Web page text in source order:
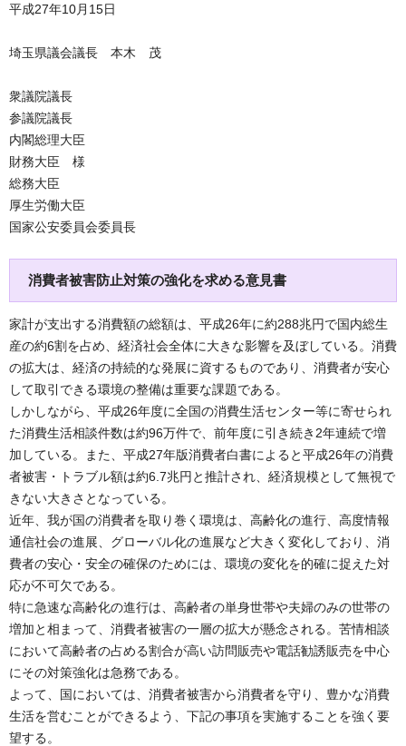
平成27年10月15日
埼玉県議会議長 本木 茂
衆議院議長
参議院議長
内閣総理大臣
財務大臣 様
総務大臣
厚生労働大臣
国家公安委員会委員長
消費者被害防止対策の強化を求める意見書
家計が支出する消費額の総額は、平成26年に約288兆円で国内総生
産の約6割を占め、経済社会全体に大きな影響を及ぼしている。消費
の拡大は、経済の持続的な発展に資するものであり、消費者が安心
して取引できる環境の整備は重要な課題である。
しかしながら、平成26年度に全国の消費生活センター等に寄せられ
た消費生活相談件数は約96万件で、前年度に引き続き2年連続で増
加している。また、平成27年版消費者白書によると平成26年の消費
者被害・トラブル額は約6.7兆円と推計され、経済規模として無視で
きない大きさとなっている。
近年、我が国の消費者を取り巻く環境は、高齢化の進行、高度情報
通信社会の進展、グローバル化の進展など大きく変化しており、消
費者の安心・安全の確保のためには、環境の変化を的確に捉えた対
応が不可欠である。
特に急速な高齢化の進行は、高齢者の単身世帯や夫婦のみの世帯の
増加と相まって、消費者被害の一層の拡大が懸念される。苦情相談
において高齢者の占める割合が高い訪問販売や電話勧誘販売を中心
にその対策強化は急務である。
よって、国においては、消費者被害から消費者を守り、豊かな消費
生活を営むことができるよう、下記の事項を実施することを強く要
望する。